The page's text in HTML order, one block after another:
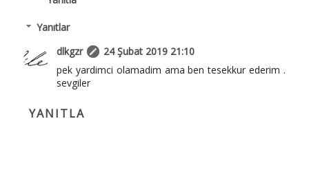
Yanıtlar
dlkgzr
24 Şubat 2019 21:10
pek yardimci olamadim ama ben tesekkur ederim .
sevgiler
YANITLA